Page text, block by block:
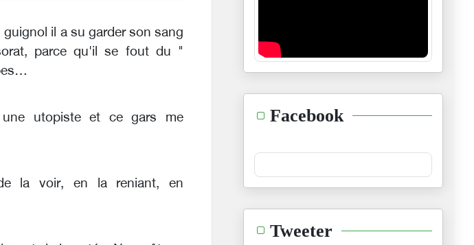
il a su garder son sang
parce qu'il se fout du "
utopiste et ce gars me
la voir, en la reniant, en
Facebook
Tweeter